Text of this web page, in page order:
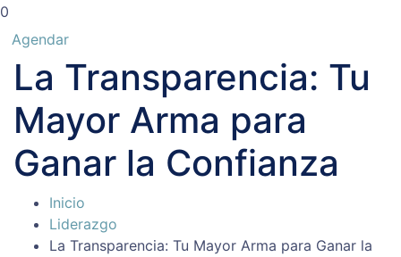
0
Agendar
La Transparencia: Tu
Mayor Arma para
Ganar la Confianza
Inicio
Liderazgo
La Transparencia: Tu Mayor Arma para Ganar la